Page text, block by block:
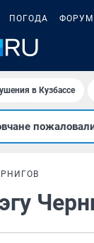
ПОГОДА ФОРУМ
в Кузбассе